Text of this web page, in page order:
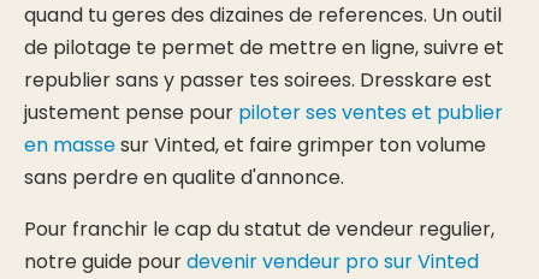
quand tu geres des dizaines de references. Un outil
de pilotage te permet de mettre en ligne, suivre et
republier sans y passer tes soirees. Dresskare est
justement pense pour piloter ses ventes et publier
en massesur Vinted, et faire grimper ton volume
sans perdre en qualite d'annonce.
Pour franchir le cap du statut de vendeur regulier,
notre guide pourdevenir vendeur pro sur Vinted